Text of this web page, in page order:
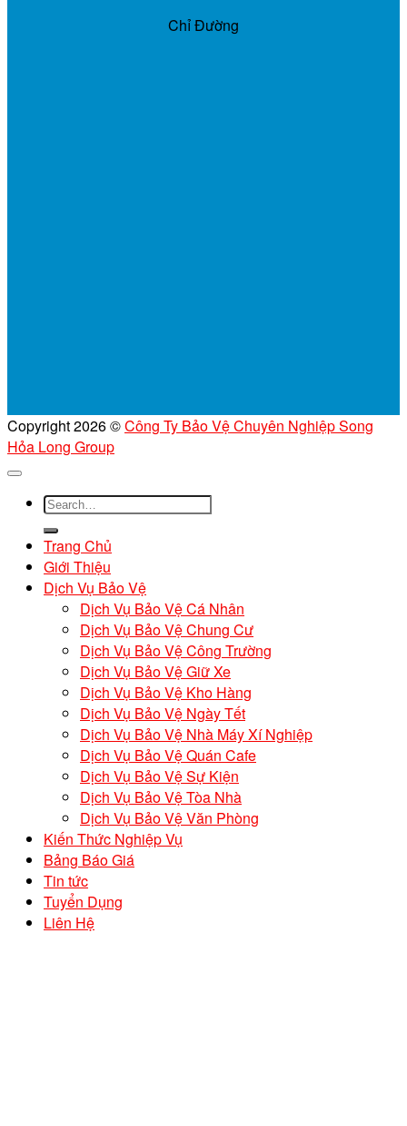
Chỉ Đường
Copyright 2026 ©Công Ty Bảo Vệ Chuyên Nghiệp Song
Hỏa Long Group
Trang Chủ
Giới Thiệu
Dịch Vụ Bảo Vệ
Dịch Vụ Bảo Vệ Cá Nhân
Dịch Vụ Bảo Vệ Chung Cư
Dịch Vụ Bảo Vệ Công Trường
Dịch Vụ Bảo Vệ Giữ Xe
Dịch Vụ Bảo Vệ Kho Hàng
Dịch Vụ Bảo Vệ Ngày Tết
Dịch Vụ Bảo Vệ Nhà Máy Xí Nghiệp
Dịch Vụ Bảo Vệ Quán Cafe
Dịch Vụ Bảo Vệ Sự Kiện
Dịch Vụ Bảo Vệ Tòa Nhà
Dịch Vụ Bảo Vệ Văn Phòng
Kiến Thức Nghiệp Vụ
Bảng Báo Giá
Tin tức
Tuyển Dụng
Liên Hệ